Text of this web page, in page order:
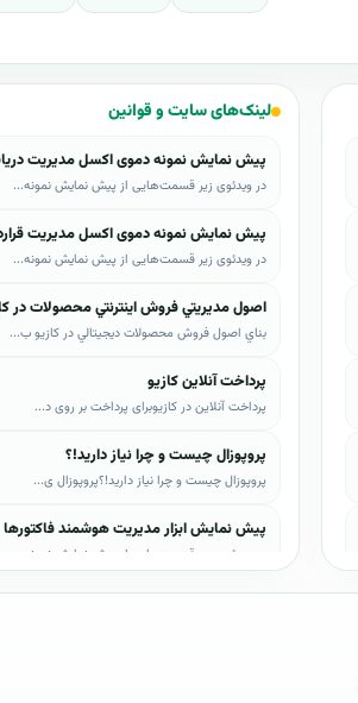
لینک‌های سایت و قوانین
پیش نمایش نمونه دموی اکسل مدیریت
در ویدئوی زیر قسمت‌هایی از پیش نمایش نمونه...
پیش نمایش نمونه دموی اکسل مدیریت
در ویدئوی زیر قسمت‌هایی از پیش نمایش نمونه...
اصول مديريتي فروش اينترنتي محصولات در
بناي اصول فروش محصولات ديجيتالي در کازيو ب...
پرداخت آنلاین کازیو
پرداخت آنلاین در کازیوبرای پرداخت بر روی د...
پروپوزال چیست و چرا نیاز دارید!؟
پروپوزال چیست و چرا نیاز دارید!؟پروپوزال ی...
پیش نمایش ابزار مدیریت هوشمند فاکتورها
در ویدئوی زیر قسمت‌هایی از پیش نمایش نمونه...